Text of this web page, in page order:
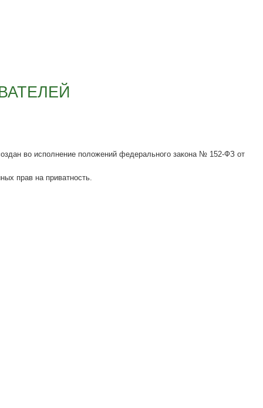
во исполнение положений федерального закона № 152-ФЗ от
прав на приватность.